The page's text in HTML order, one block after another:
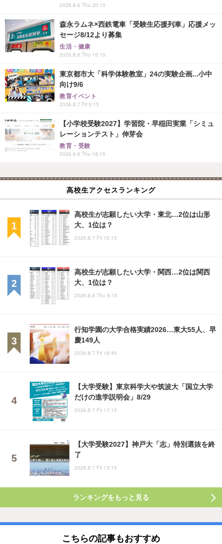
2026.8.6 Thu 20:15
森永ラムネ×西鉄電車「受験生応援列車」応援メッ
セージ8/12より募集
生活・健康
2026.8.6 Thu 15:15
東京都市大「科学体験教室」24の実験企画...小中
向け9/6
教育イベント
2026.8.7 Fri 0:15
【小学校受験2027】学習院・早稲田実業「シミュ
レーションテスト」伸芽会
教育・受験
2026.8.6 Thu 18:15
高校生アクセスランキング
高校生が志願したい大学・東北…2位は山形
大、1位は？
2026.8.7 Fri 10:15
高校生が志願したい大学・関西…2位は関西
大、1位は？
2026.8.6 Thu 9:15
行知学園の大学合格実績2026…東大55人、早
慶149人
2026.8.7 Fri 18:45
【大学受験】東京科学大や筑波大「国立大学
だけの進学説明会」8/29
2026.8.7 Fri 17:15
【大学受験2027】神戸大「志」特別選抜を終
了
2026.8.7 Fri 13:15
ランキングをもっと見る
こちらの記事もおすすめ